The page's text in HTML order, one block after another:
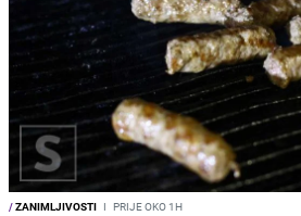
/ZANIMLJIVOSTI I PRIJE OKO 1H